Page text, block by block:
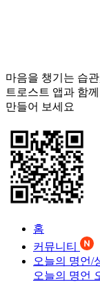
마음을 챙기는 습
트로스트 앱과 함께
만들어 보세요
홈
커뮤니티
오늘의 명언/
오늘의 명언